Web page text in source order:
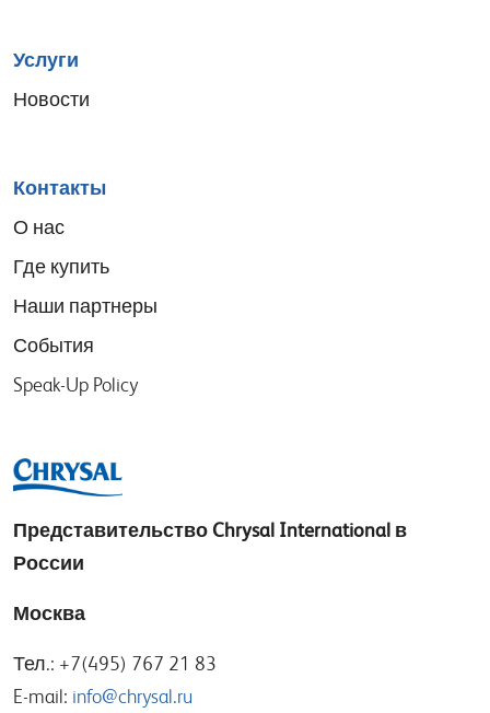
Услуги
Новости
Контакты
О нас
Где купить
Наши партнеры
События
Speak-Up Policy
Представительство Chrysal International в
России
Москва
Тел.: +7(495) 767 21 83
E-mail: info@chrysal.ru